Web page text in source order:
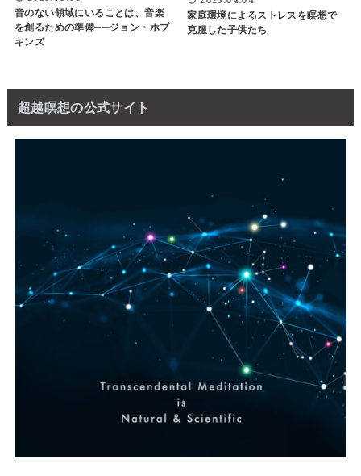
音のない領域にいることは、音楽
を創るための準備──ジョン・ホプ
キンズ
家庭環境によるストレスを瞑想で
克服した子供たち
超越瞑想の公式サイト